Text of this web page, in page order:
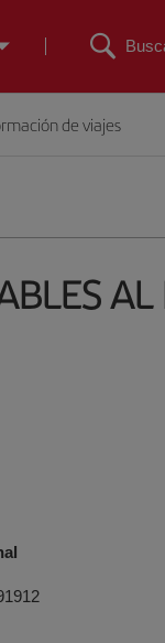
de viajes
AL